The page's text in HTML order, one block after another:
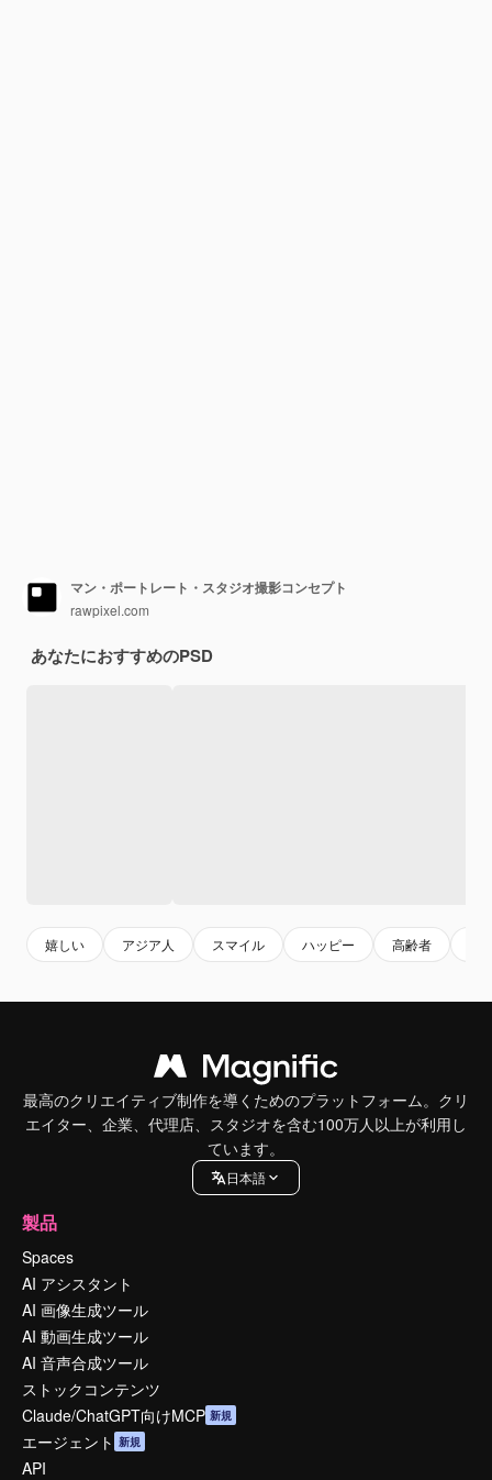
マン・ポートレート・スタジオ撮影コンセプト
rawpixel.com
あなたにおすすめのPSD
嬉しい アジア人 スマイル ハッピー 高齢者
最高のクリエイティブ制作を導くためのプラットフォーム。クリ
エイター、企業、代理店、スタジオを含む100万人以上が利用し
ています。
日本語
製品
Spaces
AI アシスタント
AI 画像生成ツール
AI 動画生成ツール
AI 音声合成ツール
ストックコンテンツ
Claude/ChatGPT向けMCP 新規
エージェント 新規
API